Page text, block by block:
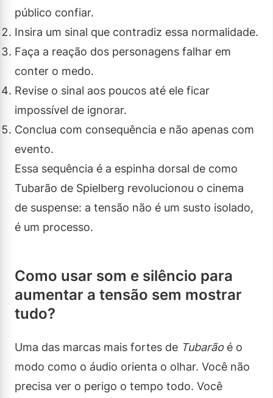
público confiar.
Insira um sinal que contradiz essa normalidade.
Faça a reação dos personagens falhar em
conter o medo.
Revise o sinal aos poucos até ele ficar
impossível de ignorar.
Conclua com consequência e não apenas com
evento.
Essa sequência é a espinha dorsal de como
Tubarão de Spielberg revolucionou o cinema
de suspense: a tensão não é um susto isolado,
é um processo.
Como usar som e silêncio para
aumentar a tensão sem mostrar
tudo?
Uma das marcas mais fortes de Tubarãoé o
modo como o áudio orienta o olhar. Você não
precisa ver o perigo o tempo todo. Você